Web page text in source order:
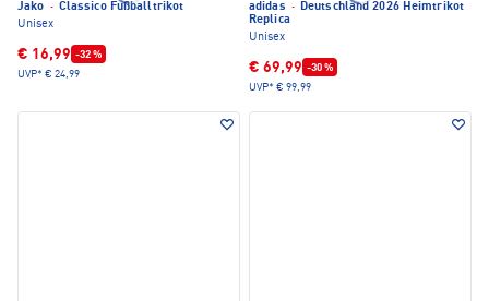
Jako · Classico Fußballtrikot
Unisex
€ 16,99 -32 %
UVP* € 24,99
adidas · Deutschland 2026 Heimtrikot
Replica
Unisex
€ 69,99 -30 %
UVP* € 99,99